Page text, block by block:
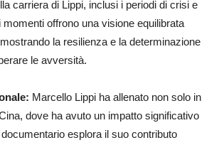
carriera di Lippi, inclusi i periodi di crisi e
offrono una visione equilibrata
la resilienza e la determinazione
le avversità.
Marcello Lippi ha allenato non solo in
dove ha avuto un impatto significativo
esplora il suo contributo